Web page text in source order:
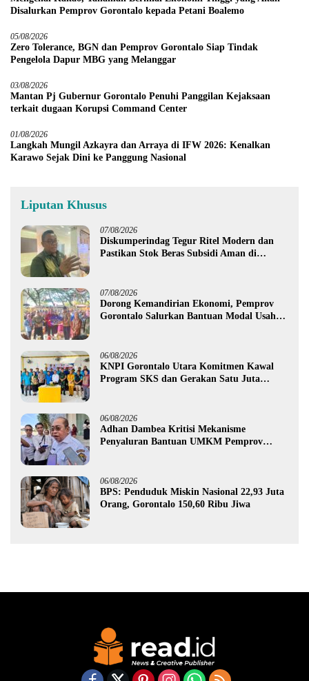
Disalurkan Pemprov Gorontalo kepada Petani Boalemo
05/08/2026
Zero Tolerance, BGN dan Pemprov Gorontalo Siap Tindak
Pengelola Dapur MBG yang Melanggar
03/08/2026
Mantan Pj Gubernur Gorontalo Penuhi Panggilan Kejaksaan
terkait dugaan Korupsi Command Center
01/08/2026
Langkah Mungil Azkayra dan Arraya di IFW 2026: Kenalkan
Karawo Sejak Dini ke Panggung Nasional
Liputan Khusus
07/08/2026
Diskumperindag Tegur Ritel Modern dan
Pastikan Stok Beras Subsidi Aman di
07/08/2026
Dorong Kemandirian Ekonomi, Pemprov
Gorontalo Salurkan Bantuan Modal Usaha
06/08/2026
KNPI Gorontalo Utara Komitmen Kawal
Program SKS dan Gerakan Satu Juta
06/08/2026
Adhan Dambea Kritisi Mekanisme
Penyaluran Bantuan UMKM Pemprov
06/08/2026
BPS: Penduduk Miskin Nasional 22,93 Juta
Orang, Gorontalo 150,60 Ribu Jiwa